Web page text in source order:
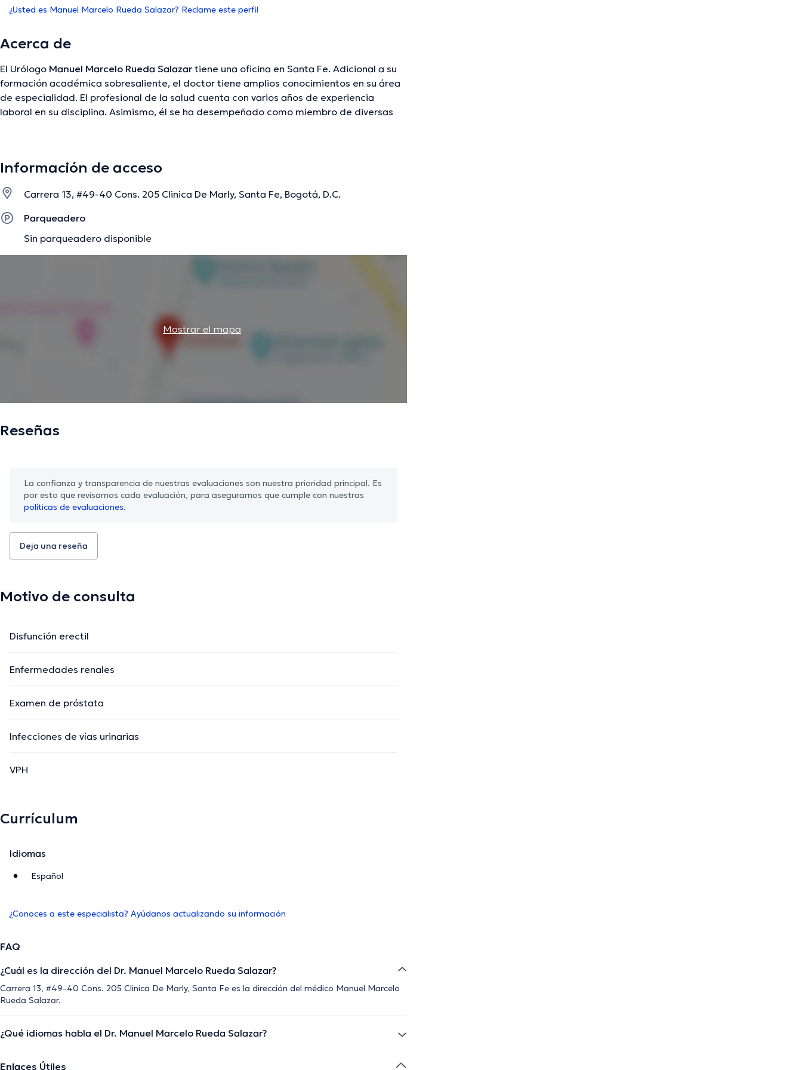
¿Usted es Manuel Marcelo Rueda Salazar? Reclame este perfil
Acerca de
El Urólogo Manuel Marcelo Rueda Salazar tiene una oficina en Santa Fe. Adicional a su
formación académica sobresaliente, el doctor tiene amplios conocimientos en su área
de especialidad. El profesional de la salud cuenta con varios años de experiencia
laboral en su disciplina. Asimismo, él se ha desempeñado como miembro de diversas
salud puede hablar en Español.
Información de acceso
Carrera 13, #49-40 Cons. 205 Clinica De Marly, Santa Fe, Bogotá, D.C.
Parqueadero
Sin parqueadero disponible
Mostrar el mapa
Reseñas
La confianza y transparencia de nuestras evaluaciones son nuestra prioridad principal. Es
por esto que revisamos cada evaluación, para asegurarnos que cumple con nuestras
políticas de evaluaciones.
Deja una reseña
Motivo de consulta
Disfunción erectil
Enfermedades renales
Examen de próstata
Infecciones de vías urinarias
VPH
Currículum
Idiomas
Español
¿Conoces a este especialista? Ayúdanos actualizando su información
FAQ
¿Cuál es la dirección del Dr. Manuel Marcelo Rueda Salazar?
Carrera 13, #49-40 Cons. 205 Clinica De Marly, Santa Fe es la dirección del médico Manuel Marcelo
Rueda Salazar.
¿Qué idiomas habla el Dr. Manuel Marcelo Rueda Salazar?
Enlaces Útiles